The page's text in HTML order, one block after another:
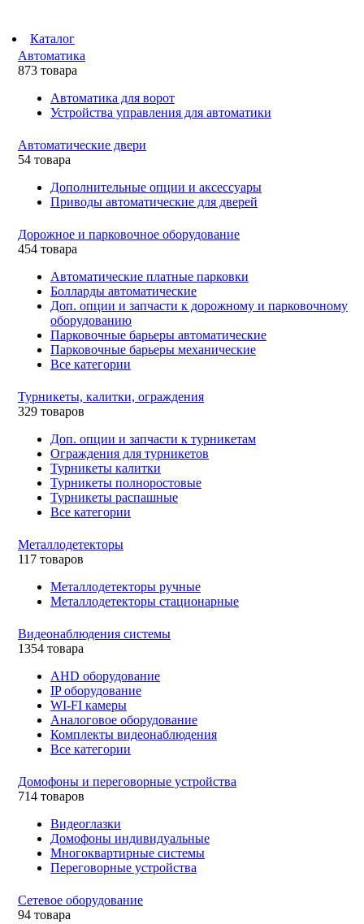
Каталог
Автоматика
873 товара
Автоматика для ворот
Устройства управления для автоматики
Автоматические двери
54 товара
Дополнительные опции и аксессуары
Приводы автоматические для дверей
Дорожное и парковочное оборудование
454 товара
Автоматические платные парковки
Болларды автоматические
Доп. опции и запчасти к дорожному и парковочному
оборудованию
Парковочные барьеры автоматические
Парковочные барьеры механические
Все категории
Турникеты, калитки, ограждения
329 товаров
Доп. опции и запчасти к турникетам
Ограждения для турникетов
Турникеты калитки
Турникеты полноростовые
Турникеты распашные
Все категории
Металлодетекторы
117 товаров
Металлодетекторы ручные
Металлодетекторы стационарные
Видеонаблюдения cистемы
1354 товара
AHD оборудование
IP оборудование
WI-FI камеры
Аналоговое оборудование
Комплекты видеонаблюдения
Все категории
Домофоны и переговорные устройства
714 товаров
Видеоглазки
Домофоны индивидуальные
Многоквартирные системы
Переговорные устройства
Сетевое оборудование
94 товара